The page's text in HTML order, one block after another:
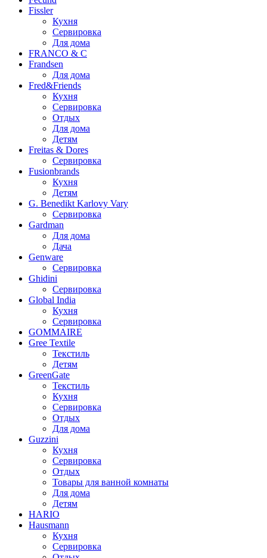
Fissler
Кухня
Сервировка
Для дома
FRANCO & C
Frandsen
Для дома
Fred&Friends
Кухня
Сервировка
Отдых
Для дома
Детям
Freitas & Dores
Сервировка
Fusionbrands
Кухня
Детям
G. Benedikt Karlovy Vary
Сервировка
Gardman
Для дома
Дача
Genware
Сервировка
Ghidini
Сервировка
Global India
Кухня
Сервировка
GOMMAIRE
Gree Textile
Текстиль
Детям
GreenGate
Текстиль
Кухня
Сервировка
Отдых
Для дома
Guzzini
Кухня
Сервировка
Отдых
Товары для ванной комнаты
Для дома
Детям
HARIO
Hausmann
Кухня
Сервировка